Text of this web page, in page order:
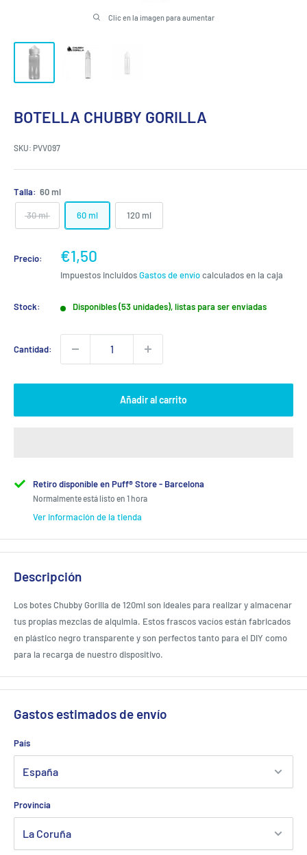
Clic en la imagen para aumentar
BOTELLA CHUBBY GORILLA
SKU: PVV097
Talla: 60 ml
30 ml 60 ml 120 ml
Precio:
Precio
de
venta
€1,50
Impuestos incluidosGastos de envíocalculados en la caja
Stock: Disponibles (53 unidades), listas para ser enviadas
Cantidad:
Añadir al carrito
Retiro disponible en Puff® Store - Barcelona
Normalmente está listo en 1 hora
Ver información de la tienda
Descripción
Los botes Chubby Gorilla de 120ml son ideales para realizar y almacenar
tus propias mezclas de alquimia. Estos frascos vacíos están fabricados
en plástico negro transparente y son perfectos tanto para el DIY como
para la recarga de nuestro dispositivo.
Gastos estimados de envío
País
Provincia